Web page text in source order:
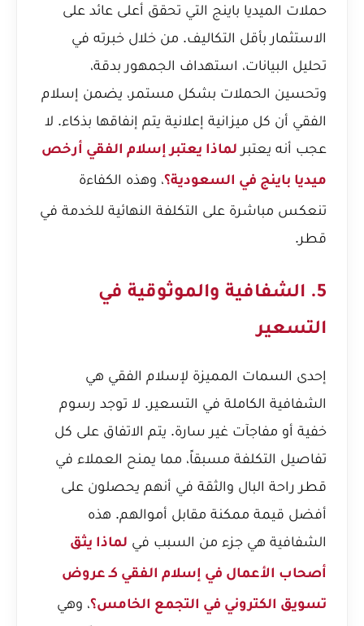
حملات الميديا باينج التي تحقق أعلى عائد على
الاستثمار بأقل التكاليف. من خلال خبرته في
تحليل البيانات، استهداف الجمهور بدقة،
وتحسين الحملات بشكل مستمر، يضمن إسلام
الفقي أن كل ميزانية إعلانية يتم إنفاقها بذكاء. لا
عجب أنه يعتبر لماذا يعتبر إسلام الفقي أرخص
ميديا باينج في السعودية؟، وهذه الكفاءة
تنعكس مباشرة على التكلفة النهائية للخدمة في
قطر.
5. الشفافية والموثوقية في
التسعير
إحدى السمات المميزة لإسلام الفقي هي
الشفافية الكاملة في التسعير. لا توجد رسوم
خفية أو مفاجآت غير سارة. يتم الاتفاق على كل
تفاصيل التكلفة مسبقاً، مما يمنح العملاء في
قطر راحة البال والثقة في أنهم يحصلون على
أفضل قيمة ممكنة مقابل أموالهم. هذه
الشفافية هي جزء من السبب في لماذا يثق
أصحاب الأعمال في إسلام الفقي كـ عروض
تسويق الكتروني في التجمع الخامس؟، وهي